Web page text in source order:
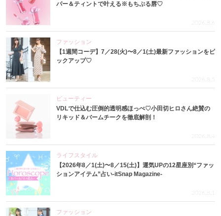
パー＆ティントで叶える※もちぷる唇♡
2026.8.6
ファッション
【1週間コーデ】7／28(火)〜8／1(土)最新ファッションをピ
ックアップ♡
2026.8.5
ビューティー
VDLで仕込む圧倒的透明感ほっぺ♡小田切ヒロさん絶賛の
リキッド＆バームチークを徹底解剖！
2026.8.4
ライフスタイル
【2026年8／1(土)〜8／15(土)】運気UPの12星座別“ファッ
ションアイテム”占い-itSnap Magazine-
2026.8.1
ファッション